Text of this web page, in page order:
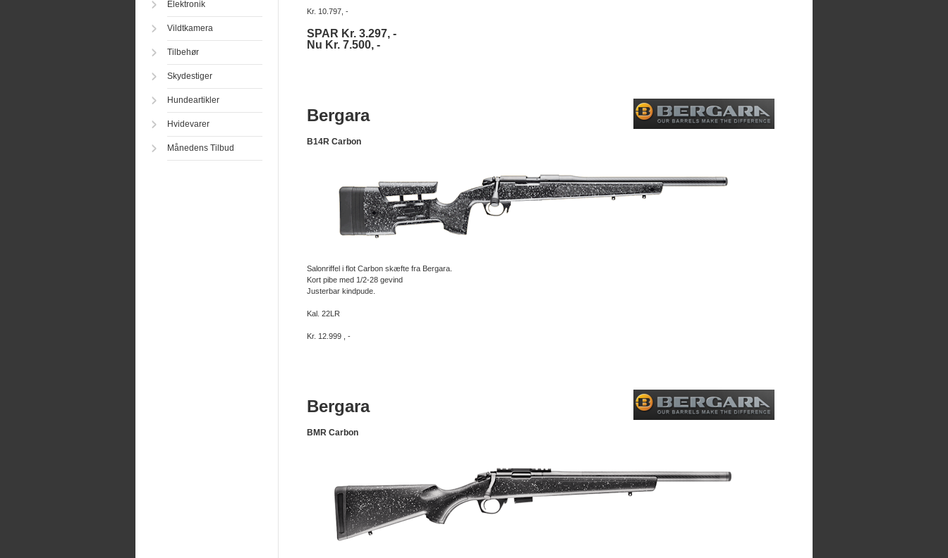
Elektronik
Vildtkamera
Tilbehør
Skydestiger
Hundeartikler
Hvidevarer
Månedens Tilbud
Kr. 10.797, -
SPAR Kr. 3.297, -
Nu Kr. 7.500, -
Bergara
B14R Carbon
Salonriffel i flot Carbon skæfte fra Bergara.
Kort pibe med 1/2-28 gevind
Justerbar kindpude.
Kal. 22LR
Kr. 12.999 , -
Bergara
BMR Carbon